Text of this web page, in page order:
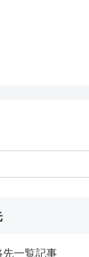
先一覧記事